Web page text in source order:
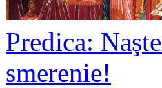
Predica:
smerenie!